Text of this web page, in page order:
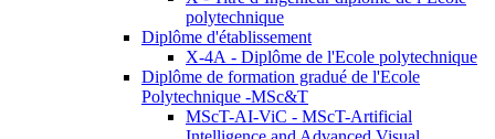
polytechnique
Diplôme d'établissement
X-4A - Diplôme de l'Ecole polytechnique
Diplôme de formation gradué de l'Ecole
Polytechnique -MSc&T
MScT-AI-ViC - MScT-Artificial